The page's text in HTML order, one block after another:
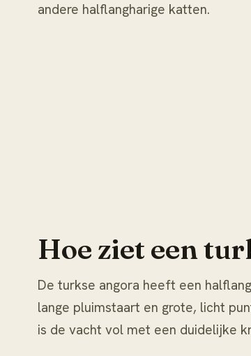
andere halflangharige katten.
Hoe ziet een
De turkse angora heeft een
lange pluimstaart en grote, licht
is de vacht vol met een duidelijke